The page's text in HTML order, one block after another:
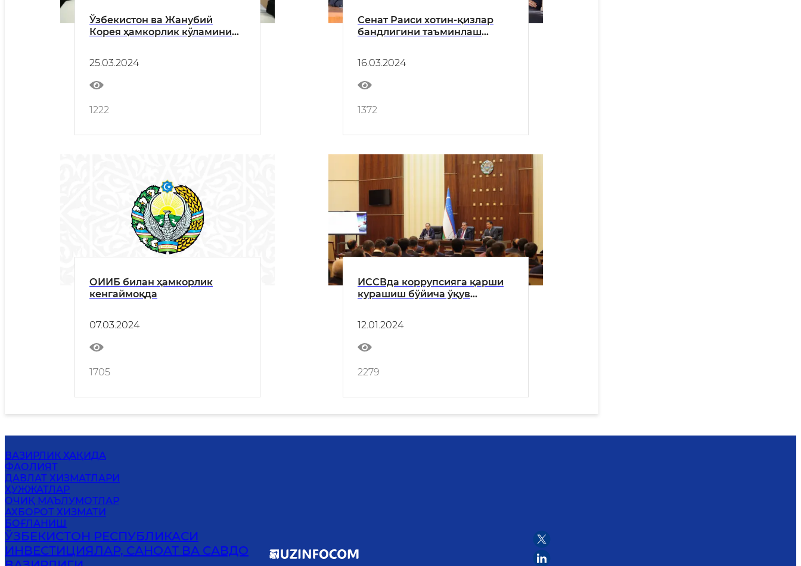
Ўзбекистон ва Жанубий
Корея ҳамкорлик кўламини
25.03.2024
1222
Сенат Раиси хотин-қизлар
бандлигини таъминлаш
туманида бўлди
16.03.2024
1372
ОИИБ билан ҳамкорлик
кенгаймоқда
07.03.2024
1705
ИССВда коррупсияга қарши
курашиш бўйича ўқув
12.01.2024
2279
ВАЗИРЛИК ҲАҚИДА
ФАОЛИЯТ
ДАВЛАТ ХИЗМАТЛАРИ
ҲУЖЖАТЛАР
ОЧИҚ МАЪЛУМОТЛАР
АХБОРОТ ХИЗМАТИ
БОҒЛАНИШ
ЎЗБЕКИСТОН РЕСПУБЛИКАСИ
ИНВЕСТИЦИЯЛАР, САНОАТ ВА САВДО